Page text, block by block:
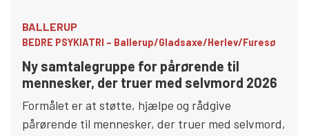
BALLERUP
BEDRE PSYKIATRI – Ballerup/Gladsaxe/Herlev/Furesø
Ny samtalegruppe for pårørende til
mennesker, der truer med selvmord 2026
Formålet er at støtte, hjælpe og rådgive
pårørende til mennesker, der truer med selvmord,